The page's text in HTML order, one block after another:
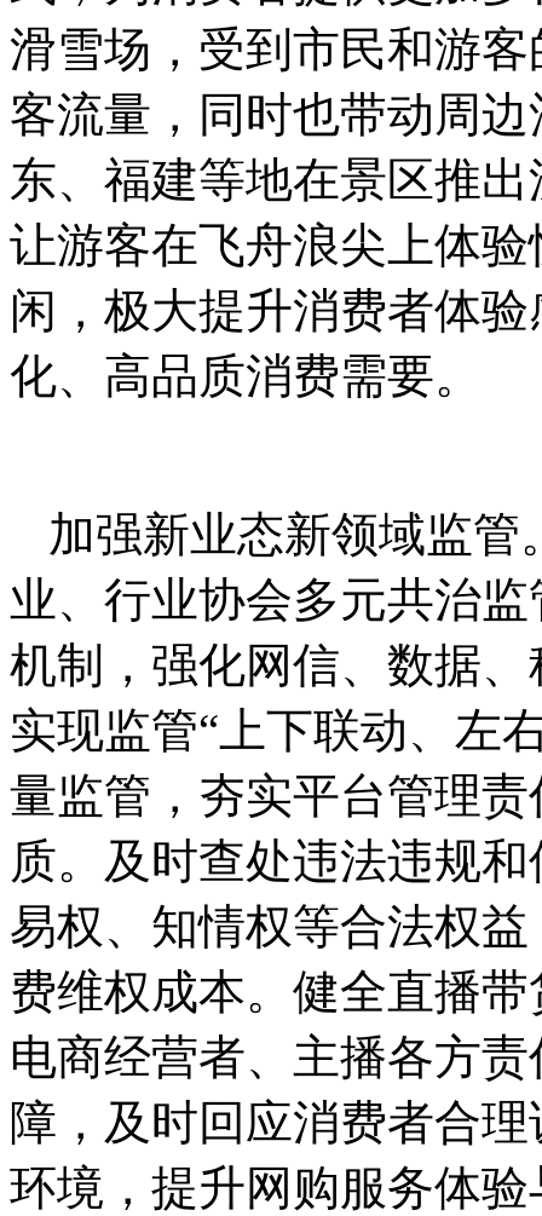
滑雪场，受到市民和游
客流量，同时也带动周
东、福建等地在景区推
让游客在飞舟浪尖上体
闲，极大提升消费者体
化、高品质消费需要。
加强新业态新领域监
业、行业协会多元共治
机制，强化网信、数据
实现监管“上下联动、左
量监管，夯实平台管理
质。及时查处违法违规
易权、知情权等合法权
费维权成本。健全直播
电商经营者、主播各方
障，及时回应消费者合
环境，提升网购服务体